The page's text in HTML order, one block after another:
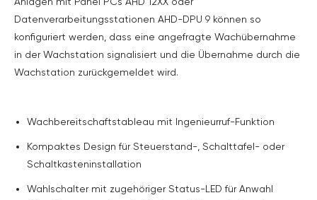
Datenverarbeitungsstationen AHD-DPU 9 können so
konfiguriert werden, dass eine angefragte Wachübernahme
in der Wachstation signalisiert und die Übernahme durch die
Wachstation zurückgemeldet wird.
Wachbereitschaftstableau mit Ingenieurruf-Funktion
Kompaktes Design für Steuerstand-, Schalttafel- oder
Schaltkasteninstallation
Wahlschalter mit zugehöriger Status-LED für Anwahl